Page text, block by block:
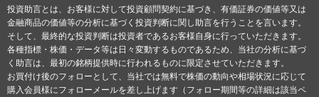
投資助言とは、お客様に対して投資顧問契約に基づき、有価証券の価値等又は
金融商品の価値等の分析に基づく投資判断に関し助言を行うことを言います。
そして、最終的な投資判断は投資者であるお客様自身に行っていただきます。
各種指標・株価・データ等は日々変動するものであるため、当社の分析に基づ
く助言は、最初の銘柄提供時に行われるものに限定させていただきます。
お買付け後のフォローとして、当社では無料で株価の動向や相場状況に応じて
購入会員様にフォローメールを差し上げます（フォロー期間等の詳細は該当ペ